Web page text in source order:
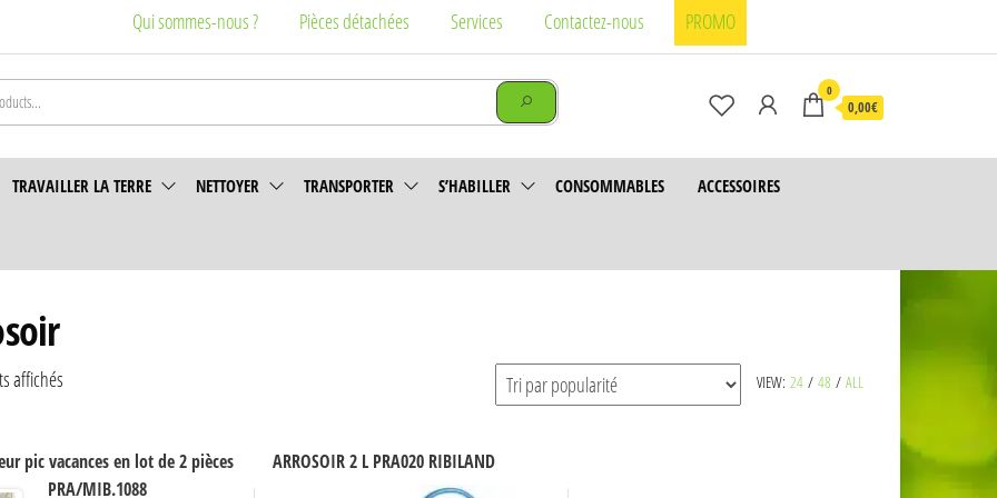
Qui sommes-nous ? Pièces détachées Services Contactez-nous PROMO
0
0,00€
TRAVAILLER LA TERRE NETTOYER TRANSPORTER S’HABILLER CONSOMMABLES ACCESSOIRES
VIEW: 24 / 48 / ALL
affichésTrié
pic vacances en lot de 2 pièces
PRA/MIB.1088
ARROSOIR 2 L PRA020 RIBILAND
Ce